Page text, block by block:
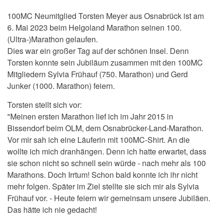
100MC Neumitglied Torsten Meyer aus Osnabrück ist am
6. Mai 2023 beim Helgoland Marathon seinen 100.
(Ultra-)Marathon gelaufen.
Dies war ein großer Tag auf der schönen Insel. Denn
Torsten konnte sein Jubiläum zusammen mit den 100MC
Mitgliedern Sylvia Frühauf (750. Marathon) und Gerd
Junker (1000. Marathon) feiern.
Torsten stellt sich vor:
"Meinen ersten Marathon lief ich im Jahr 2015 in
Bissendorf beim OLM, dem Osnabrücker-Land-Marathon.
Vor mir sah ich eine Läuferin mit 100MC-Shirt. An die
wollte ich mich dranhängen. Denn ich hatte erwartet, dass
sie schon nicht so schnell sein würde - nach mehr als 100
Marathons. Doch Irrtum! Schon bald konnte ich ihr nicht
mehr folgen. Später im Ziel stellte sie sich mir als Sylvia
Frühauf vor. - Heute feiern wir gemeinsam unsere Jubiläen.
Das hätte ich nie gedacht!